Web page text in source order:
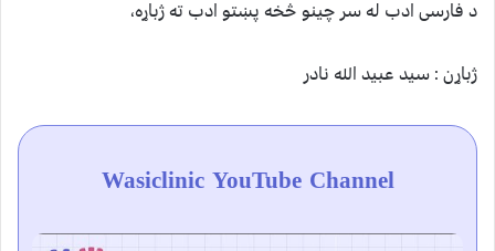
د فارسی ادب له سر چینو څخه پښتو ادب ته ژباړه،
ژباړن : سید عبید الله نادر
Wasiclinic YouTube Channel